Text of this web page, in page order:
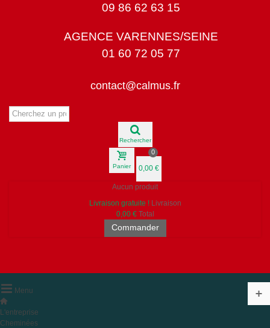
09 86 62 63 15
AGENCE VARENNES/SEINE
01 60 72 05 77
contact@calmus.fr
Rechercher
Panier
0
0,00 €
Aucun produit
Livraison gratuite ! Livraison
0,00 € Total
Commander
Menu
L'entreprise
Cheminées